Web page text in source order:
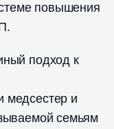
повышения
подход к
медсестер и
семьям